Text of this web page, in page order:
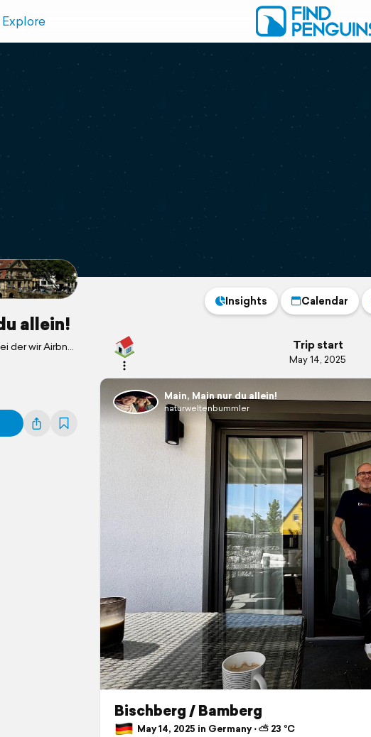
Explore
allein!
der wir Airbnb
und zwar
Insights Calendar
Trip start
May 14, 2025
Main, Main nur du allein!
naturweltenbummler
Bischberg / Bamberg
May 14, 2025 in Germany ⋅ ⛅ 23 °C